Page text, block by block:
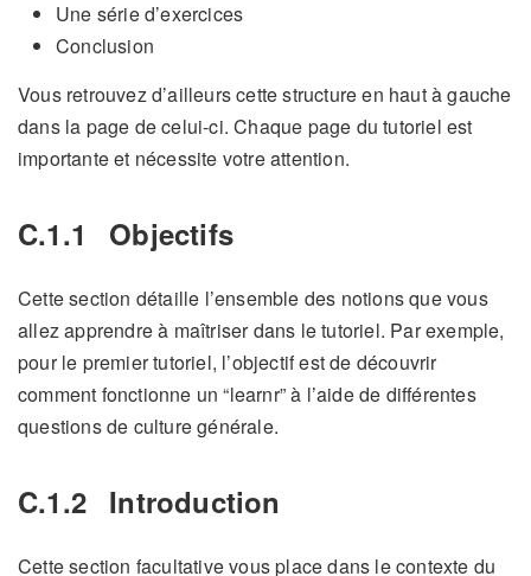
Une série d’exercices
Conclusion
Vous retrouvez d’ailleurs cette structure en haut à gauche
dans la page de celui-ci. Chaque page du tutoriel est
importante et nécessite votre attention.
C.1.1 Objectifs
Cette section détaille l’ensemble des notions que vous
allez apprendre à maîtriser dans le tutoriel. Par exemple,
pour le premier tutoriel, l’objectif est de découvrir
comment fonctionne un “learnr” à l’aide de différentes
questions de culture générale.
C.1.2 Introduction
Cette section facultative vous place dans le contexte du